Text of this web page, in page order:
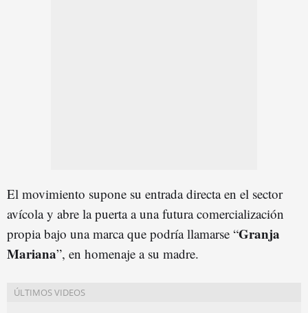
El movimiento supone su entrada directa en el sector
avícola y abre la puerta a una futura comercialización
propia bajo una marca que podría llamarse “Granja
Mariana”, en homenaje a su madre.